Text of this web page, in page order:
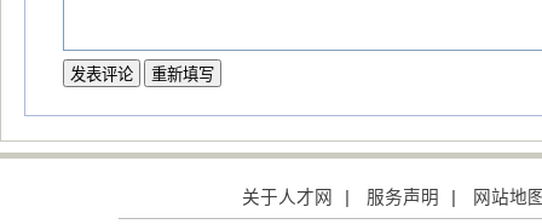
关于人才网 服务声明 网站地